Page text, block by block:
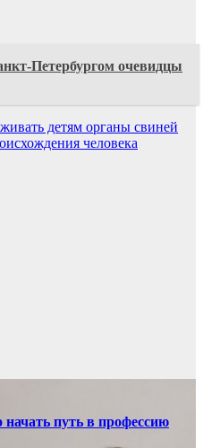
Петербургом очевидцы
детям органы свиней
человека
начать путь в профессию